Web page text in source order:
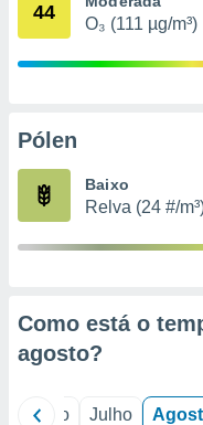
estudos
44
O₃ (111 µg/m³)
Pólen
Baixo
Relva (24 #/
Como está o
agosto?
Junho Julho